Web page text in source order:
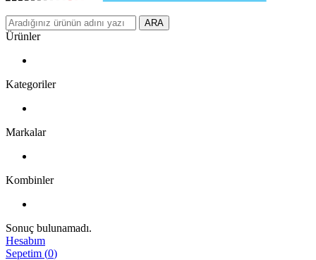
ARA
Ürünler
Kategoriler
Markalar
Kombinler
Sonuç bulunamadı.
Hesabım
Sepetim (0)